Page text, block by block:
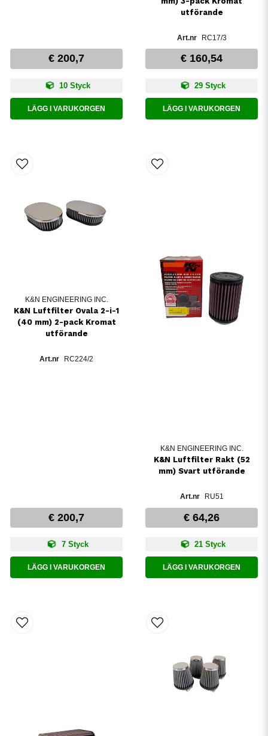
€ 200,7
10 Styck
LÄGG I VARUKORGEN
utförande
RC17/3
€ 160,54
29 Styck
LÄGG I VARUKORGEN
K&N ENGINEERING INC.
K&N Luftfilter Ovala 2-i-1
(40 mm) 2-pack Kromat
utförande
RC224/2
€ 200,7
7 Styck
LÄGG I VARUKORGEN
K&N ENGINEERING INC.
K&N Luftfilter Rakt (52
mm) Svart utförande
RU51
€ 64,26
21 Styck
LÄGG I VARUKORGEN